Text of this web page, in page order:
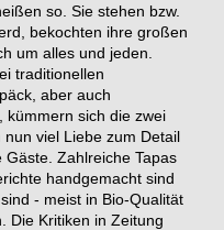
so. Sie stehen bzw.
bekochten ihre großen
um alles und jeden.
traditionellen
aber auch
kümmern sich die zwei
viel Liebe zum Detail
Zahlreiche Tapas
handgemacht sind
- meist in Bio-Qualität
Die Kritiken in Zeitung